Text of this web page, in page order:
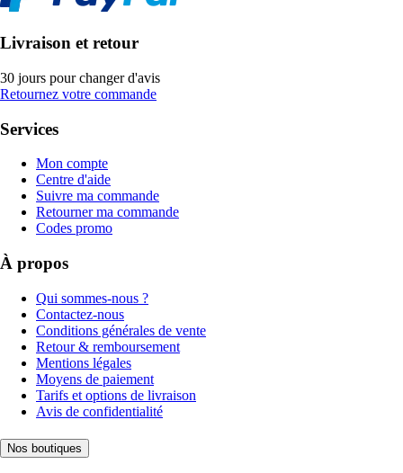
Livraison et retour
30 jours pour changer d'avis
Retournez votre commande
Services
Mon compte
Centre d'aide
Suivre ma commande
Retourner ma commande
Codes promo
À propos
Qui sommes-nous ?
Contactez-nous
Conditions générales de vente
Retour & remboursement
Mentions légales
Moyens de paiement
Tarifs et options de livraison
Avis de confidentialité
Nos boutiques